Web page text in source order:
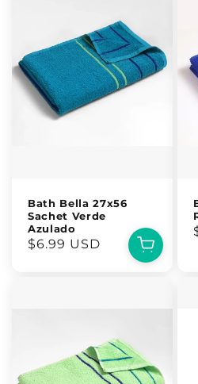
Bath Bella 27x56
Sachet Verde
Azulado
Precio
$6.99 USD